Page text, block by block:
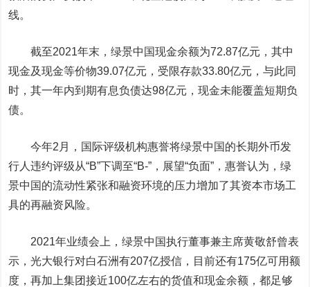
线。
截至2021年末，绿景中国现金余额为72.87亿元，其中
现金及现金等价物39.07亿元，受限存款33.80亿元，与此同
时，其一年内到期有息负债达98亿元，现金未能覆盖短期负
债。
今年2月，国际评级机构惠誉将绿景中国的长期外币发
行人违约评级从“B”下调至“B-”，展望“负面”，惠誉认为，绿
景中国的流动性紧张和融资环境的压力增加了其资本市场工
具的再融资风险。
2021年业绩会上，绿景中国执行董事兼主席黄敬舒曾表
示，光大银行对白石洲有207亿授信，目前还有175亿可用额
度，再加上集团接近100亿左右的货值和现金余额，都足够